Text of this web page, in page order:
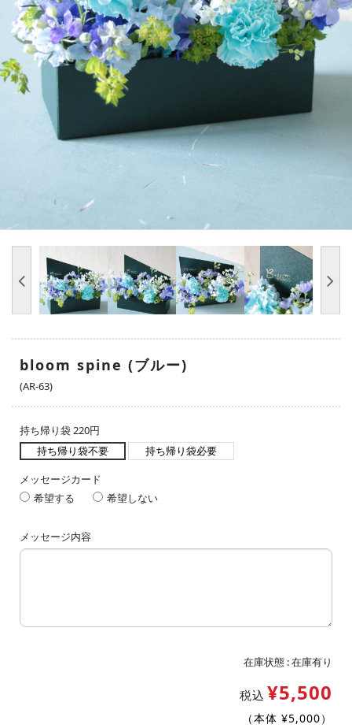
bloom spine (ブルー)
(AR-63)
持ち帰り袋 220円
持ち帰り袋不要
持ち帰り袋必要
メッセージカード
希望する
希望しない
メッセージ内容
在庫状態 :在庫有り
税込 ¥5,500
（本体 ¥5,000）